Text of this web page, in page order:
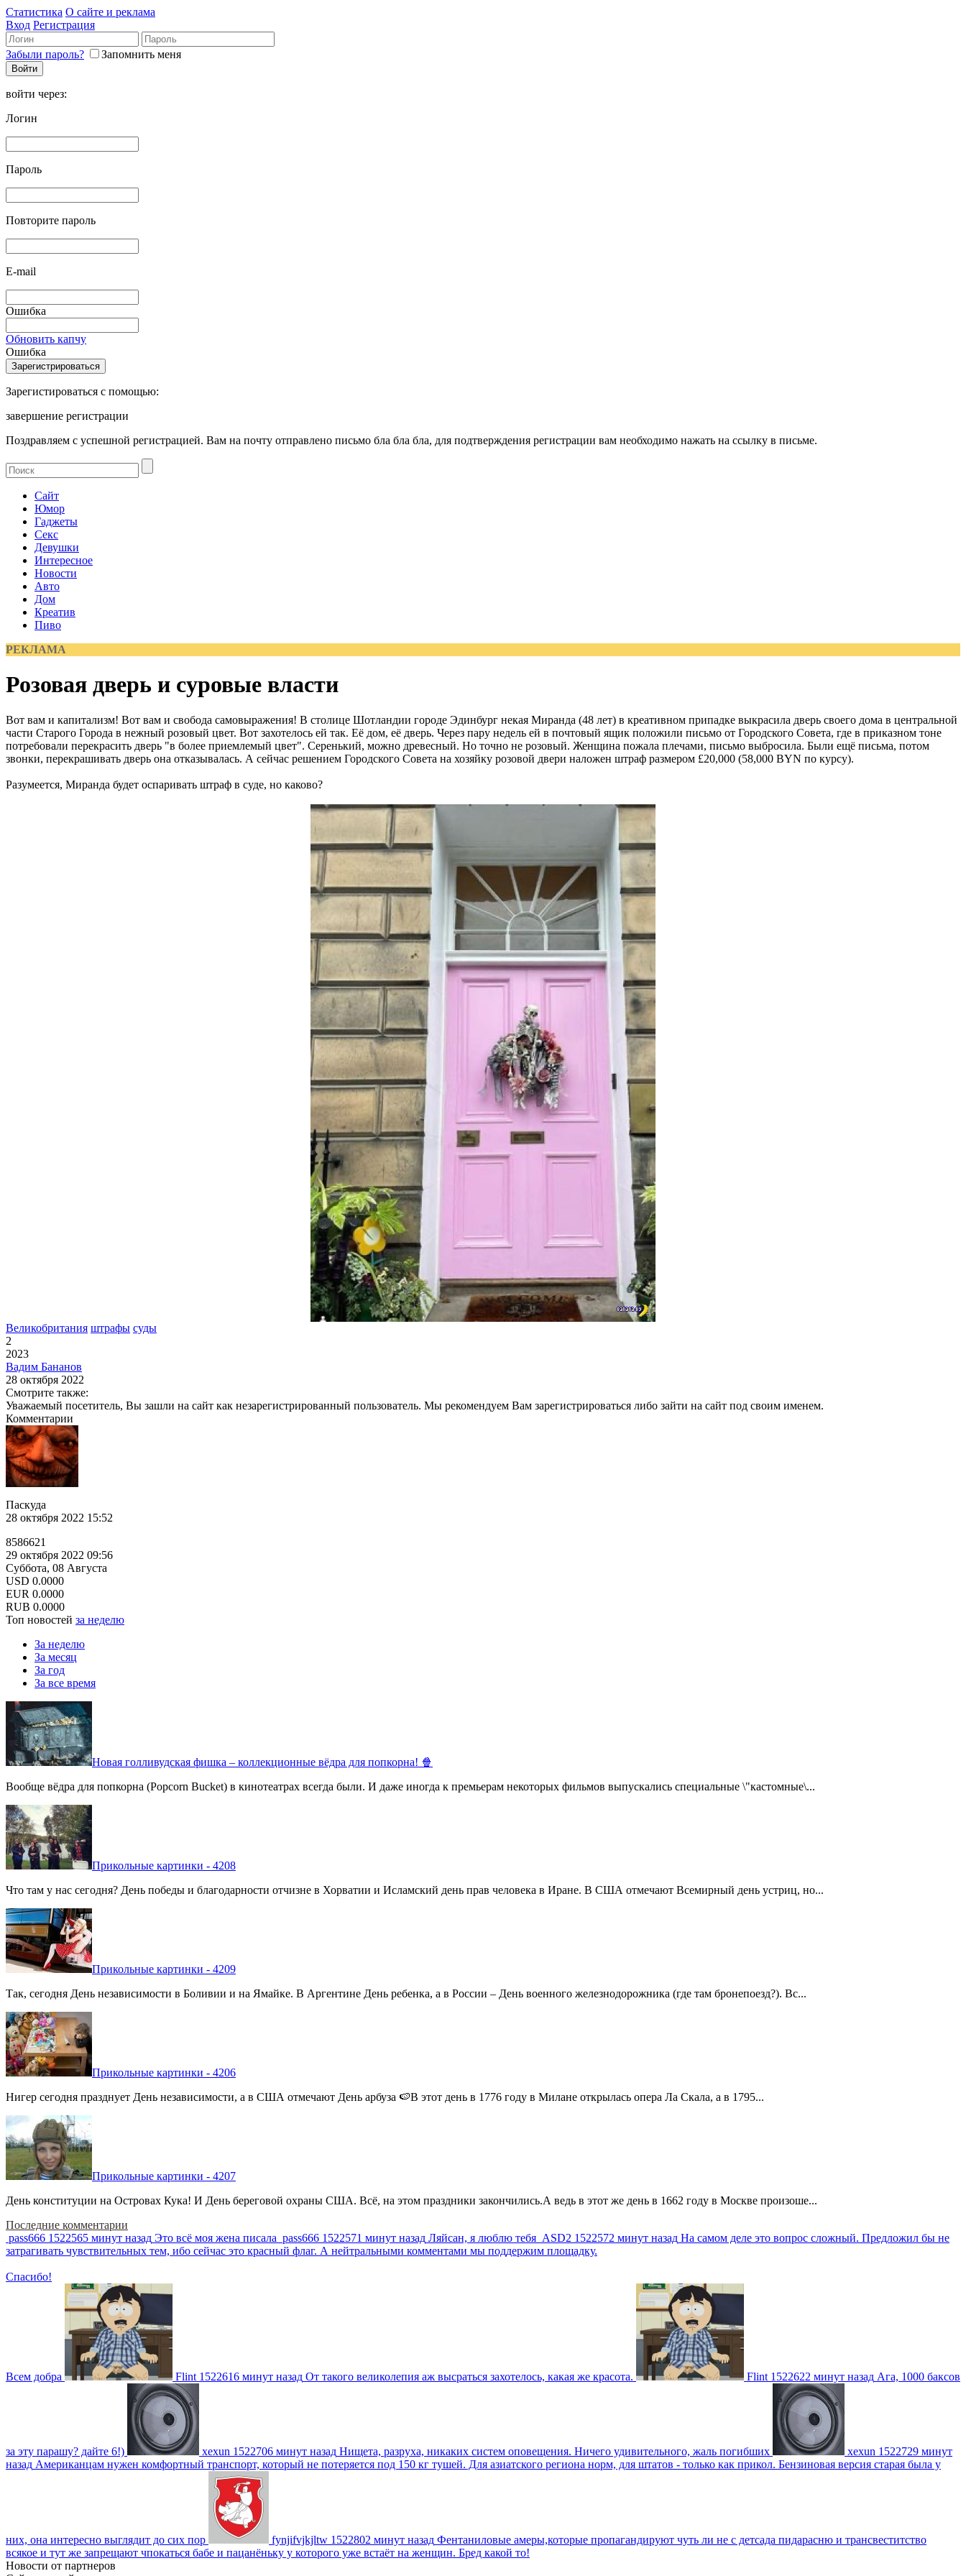
Статистика О сайте и реклама
Вход Регистрация
Забыли пароль? Запомнить меня
войти через:
Логин
Пароль
Повторите пароль
E-mail
Ошибка
Обновить капчу
Ошибка
Зарегистироваться с помощью:
завершение регистрации
Поздравляем с успешной регистрацией. Вам на почту отправлено письмо бла бла бла, для подтверждения регистрации вам необходимо нажать на ссылку в письме.
Сайт
Юмор
Гаджеты
Секс
Девушки
Интересное
Новости
Авто
Дом
Креатив
Пиво
РЕКЛАМА
Розовая дверь и суровые власти
Вот вам и капитализм! Вот вам и свобода самовыражения! В столице Шотландии городе Эдинбург некая Миранда (48 лет) в креативном припадке выкрасила дверь своего дома в центральной
части Старого Города в нежный розовый цвет. Вот захотелось ей так. Её дом, её дверь. Через пару недель ей в почтовый ящик положили письмо от Городского Совета, где в приказном тоне
потребовали перекрасить дверь "в более приемлемый цвет". Серенький, можно древесный. Но точно не розовый. Женщина пожала плечами, письмо выбросила. Были ещё письма, потом
звонки, перекрашивать дверь она отказывалась. А сейчас решением Городского Совета на хозяйку розовой двери наложен штраф размером £20,000 (58,000 BYN по курсу).
Разумеется, Миранда будет оспаривать штраф в суде, но каково?
Великобритания штрафы суды
2
2023
Вадим Бананов
28 октября 2022
Смотрите также:
Уважаемый посетитель, Вы зашли на сайт как незарегистрированный пользователь. Мы рекомендуем Вам зарегистрироваться либо зайти на сайт под своим именем.
Комментарии
Паскуда
28 октября 2022 15:52
8586621
29 октября 2022 09:56
Суббота, 08 Августа
USD 0.0000
EUR 0.0000
RUB 0.0000
Топ новостей за неделю
За неделю
За месяц
За год
За все время
Новая голливудская фишка – коллекционные вёдра для попкорна! 🍿
Вообще вёдра для попкорна (Popcorn Bucket) в кинотеатрах всегда были. И даже иногда к премьерам некоторых фильмов выпускались специальные \"кастомные\...
Прикольные картинки - 4208
Что там у нас сегодня? День победы и благодарности отчизне в Хорватии и Исламский день прав человека в Иране. В США отмечают Всемирный день устриц, но...
Прикольные картинки - 4209
Так, сегодня День независимости в Боливии и на Ямайке. В Аргентине День ребенка, а в России – День военного железнодорожника (где там бронепоезд?). Вс...
Прикольные картинки - 4206
Нигер сегодня празднует День независимости, а в США отмечают День арбуза 🍉В этот день в 1776 году в Милане открылась опера Ла Скала, а в 1795...
Прикольные картинки - 4207
День конституции на Островах Кука! И День береговой охраны США. Всё, на этом праздники закончились.А ведь в этот же день в 1662 году в Москве произоше...
Последние комментарии
pass666 1522565 минут назад Это всё моя жена писала pass666 1522571 минут назад Ляйсан, я люблю тебя ASD2 1522572 минут назад На самом деле это вопрос сложный. Предложил бы не
затрагивать чувствительных тем, ибо сейчас это красный флаг. А нейтральными комментами мы поддержим площадку.
Спасибо!
Всем добра Flint 1522616 минут назад От такого великолепия аж высраться захотелось, какая же красота. Flint 1522622 минут назад Ага, 1000 баксов
за эту парашу? дайте 6!) xexun 1522706 минут назад Нищета, разруха, никаких систем оповещения. Ничего удивительного, жаль погибших xexun 1522729 минут
назад Американцам нужен комфортный транспорт, который не потеряется под 150 кг тушей. Для азиатского региона норм, для штатов - только как прикол. Бензиновая версия старая была у
них, она интересно выглядит до сих пор fynjifvjkjltw 1522802 минут назад Фентаниловые амеры,которые пропагандируют чуть ли не с детсада пидарасню и трансвеститство
всякое и тут же запрещают чпокаться бабе и пацанёньку у которого уже встаёт на женщин. Бред какой то!
Новости от партнеров